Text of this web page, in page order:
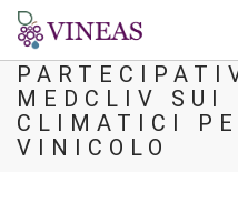
ACCUEIL
A PROPOS DE VINEAS
LABORATORIO
MEDCLIV SUI
CLIMATICI
VINICOLO